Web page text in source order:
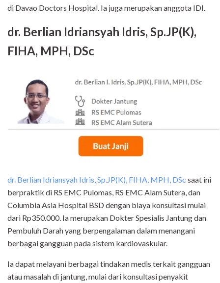
di Davao Doctors Hospital. Ia juga merupakan anggota IDI.
dr. Berlian Idriansyah Idris, Sp.JP(K),
FIHA, MPH, DSc
dr. Berlian Idriansyah Idris, Sp.JP(K), FIHA, MPH, DSc saat ini
berpraktik di RS EMC Pulomas, RS EMC Alam Sutera, dan
Columbia Asia Hospital BSD dengan biaya konsultasi mulai
dari Rp350.000. Ia merupakan Dokter Spesialis Jantung dan
Pembuluh Darah yang berpengalaman dalam menangani
berbagai gangguan pada sistem kardiovaskular.
Ia dapat melayani berbagai tindakan medis terkait gangguan
atau masalah di jantung, mulai dari konsultasi penyakit